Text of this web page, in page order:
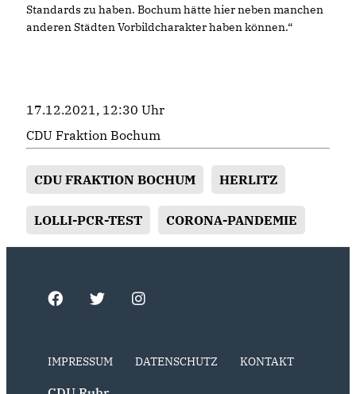
Standards zu haben. Bochum hätte hier neben manchen
anderen Städten Vorbildcharakter haben können.“
17.12.2021, 12:30 Uhr
CDU Fraktion Bochum
CDU FRAKTION BOCHUM HERLITZ
LOLLI-PCR-TEST CORONA-PANDEMIE
IMPRESSUM DATENSCHUTZ KONTAKT